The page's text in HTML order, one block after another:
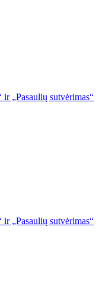
„Pasaulių sutvėrimas“
„Pasaulių sutvėrimas“